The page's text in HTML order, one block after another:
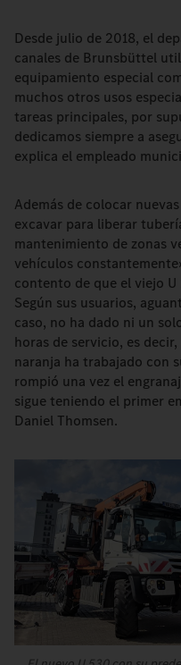
Desde julio de 2018, el
canales de Brunsbüttel
equipamiento especial
muchos otros usos
tareas principales, por
dedicamos siempre a
explica el empleado
Además de colocar
excavar para liberar
mantenimiento de zonas
vehículos
contento de que el viejo
Según sus usuarios,
caso, no ha dado ni un
horas de servicio, es
naranja ha trabajado con
rompió una vez el
sigue teniendo el primer
Daniel Thomsen.